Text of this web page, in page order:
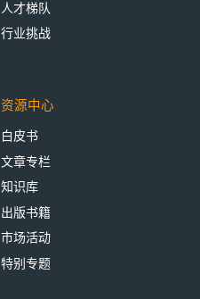
人才梯队
行业挑战
资源中心
白皮书
文章专栏
知识库
出版书籍
市场活动
特别专题